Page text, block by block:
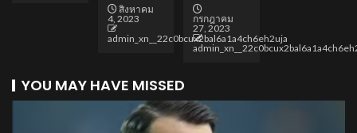
สิงหาคม
4, 2023
admin_xn__22c0bcux2bal6a1a4ch6eh2uja
กรกฎาคม
27, 2023
YOU MAY HAVE MISSED